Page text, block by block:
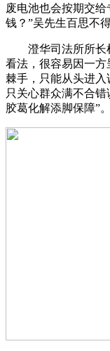
废电池也会按期交
钱？”吴先生百思不得
澄华司法所所长
看法，很容易因一
棘手，只能从头进
只关心群众满不合
胶葛化解添脚保障”。